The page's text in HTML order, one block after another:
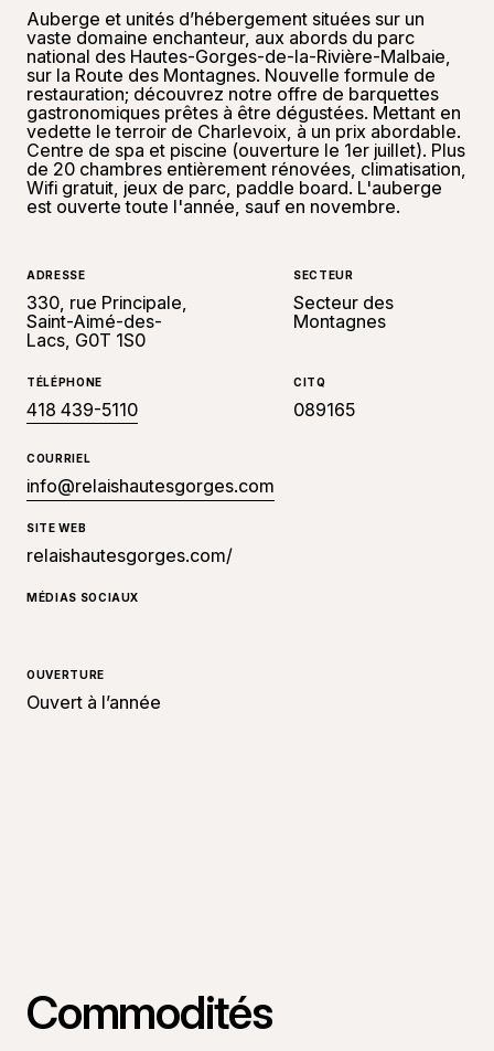
Auberge et unités d’hébergement situées sur un
vaste domaine enchanteur, aux abords du parc
national des Hautes-Gorges-de-la-Rivière-Malbaie,
sur la Route des Montagnes. Nouvelle formule de
restauration; découvrez notre offre de barquettes
gastronomiques prêtes à être dégustées. Mettant en
vedette le terroir de Charlevoix, à un prix abordable.
Centre de spa et piscine (ouverture le 1er juillet). Plus
de 20 chambres entièrement rénovées, climatisation,
Wifi gratuit, jeux de parc, paddle board. L'auberge
est ouverte toute l'année, sauf en novembre.
ADRESSE
330, rue Principale,
Saint-Aimé-des-
Lacs, G0T 1S0
SECTEUR
Secteur des
Montagnes
TÉLÉPHONE
418 439-5110
CITQ
089165
COURRIEL
info@relaishautesgorges.com
SITE WEB
relaishautesgorges.com/
MÉDIAS SOCIAUX
OUVERTURE
Ouvert à l’année
Commodités